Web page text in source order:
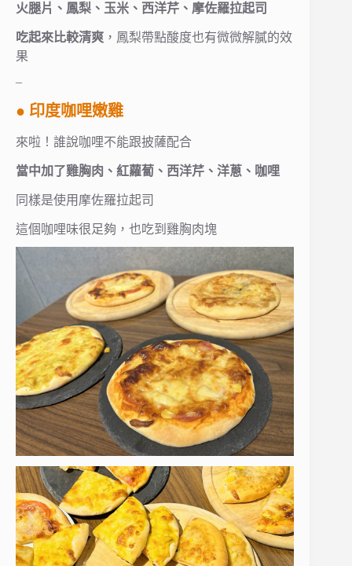
火腿片、鳳梨、玉米、西洋芹、摩佐羅拉起司
吃起來比較清爽 ，鳳梨帶點酸度也有微微解膩的效
果
–
● 印度咖哩嫩雞
來啦！誰說咖哩不能跟披薩配合
當中加了雞胸肉、紅蘿蔔、西洋芹、洋蔥、咖哩
同樣是使用摩佐羅拉起司
這個咖哩味很足夠，也吃到雞胸肉塊